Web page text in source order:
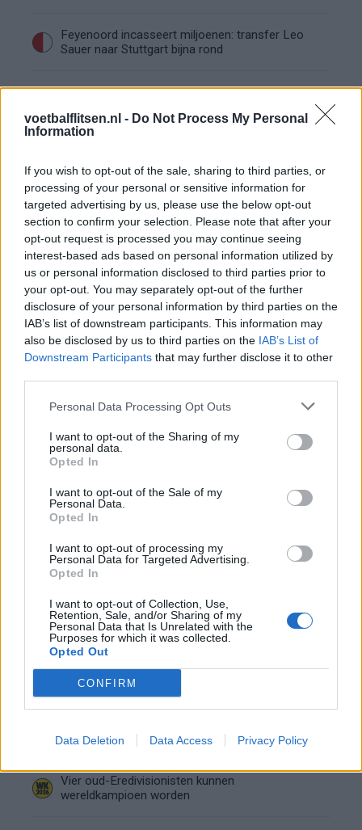
voetbalflitsen.nl - Do Not Process My Personal
Information
If you wish to opt-out of the sale, sharing to third parties, or
processing of your personal or sensitive information for
targeted advertising by us, please use the below opt-out
section to confirm your selection. Please note that after your
opt-out request is processed you may continue seeing
interest-based ads based on personal information utilized by
us or personal information disclosed to third parties prior to
your opt-out. You may separately opt-out of the further
disclosure of your personal information by third parties on the
IAB’s list of downstream participants. This information may
also be disclosed by us to third parties on the IAB’s List of
Downstream Participants that may further disclose it to other
Personal Data Processing Opt Outs
I want to opt-out of the Sharing of my
personal data.
Opted In
I want to opt-out of the Sale of my
Personal Data.
Opted In
I want to opt-out of processing my
Personal Data for Targeted Advertising.
Opted In
I want to opt-out of Collection, Use,
Retention, Sale, and/or Sharing of my
Personal Data that Is Unrelated with the
Purposes for which it was collected.
Opted Out
CONFIRM
Data Deletion Data Access Privacy Policy
Feyenoord incasseert miljoenen: transfer Leo
Sauer naar Stuttgart bijna rond
Feyenoord zet deur open voor miljoenen: Ueda
er nog op het programma
Shaqueel van Persie ontkracht geruchten over
keuze voor Marokko
Brengt Sporting Portugal Feyenoord in de
problemen rond Hadj Moussa?
Van droomtransfer tot contractontbinding: het
Feyenoord-verhaal van Calvin Stengs
'Hij is weer gewoon mijn vader': Shaqueel
Lille geeft niet op na afwijzing: komt er nieuw
bod op Gjivai Zechiël?
Been blikt terug op historische afstraffing: "Die
schaamte voel ik nog altijd"
Calvin Stengs opnieuw vader: bijzonder nieuws in
onzekere transferzomer
Zoë Livay raakt draad kwijt tijdens open dag
Feyenoord na storing met autocue
Wanneer is de loting voor de Champions
League? PSV en Feyenoord weten dan hun
tegenstanders
uitgeschakeld na omstreden strafschop zonder
VAR
Vier oud-Eredivisionisten kunnen
wereldkampioen worden